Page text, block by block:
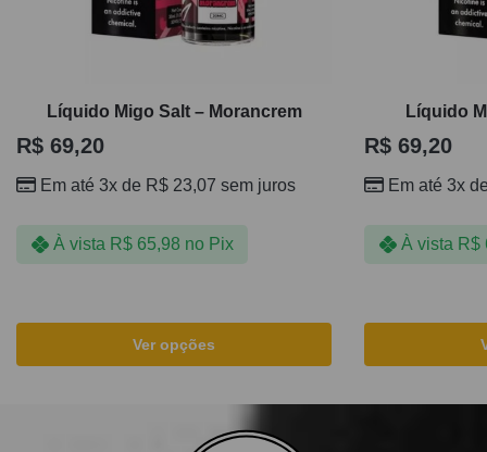
Líquido Migo Salt – Morancrem
R$ 69,20
Em até 3x de R$ 23,07 sem juros
À vista R$65,98 no Pix
Ver opções
Líquido
R$ 69,20
Em até 3x
À vista R$